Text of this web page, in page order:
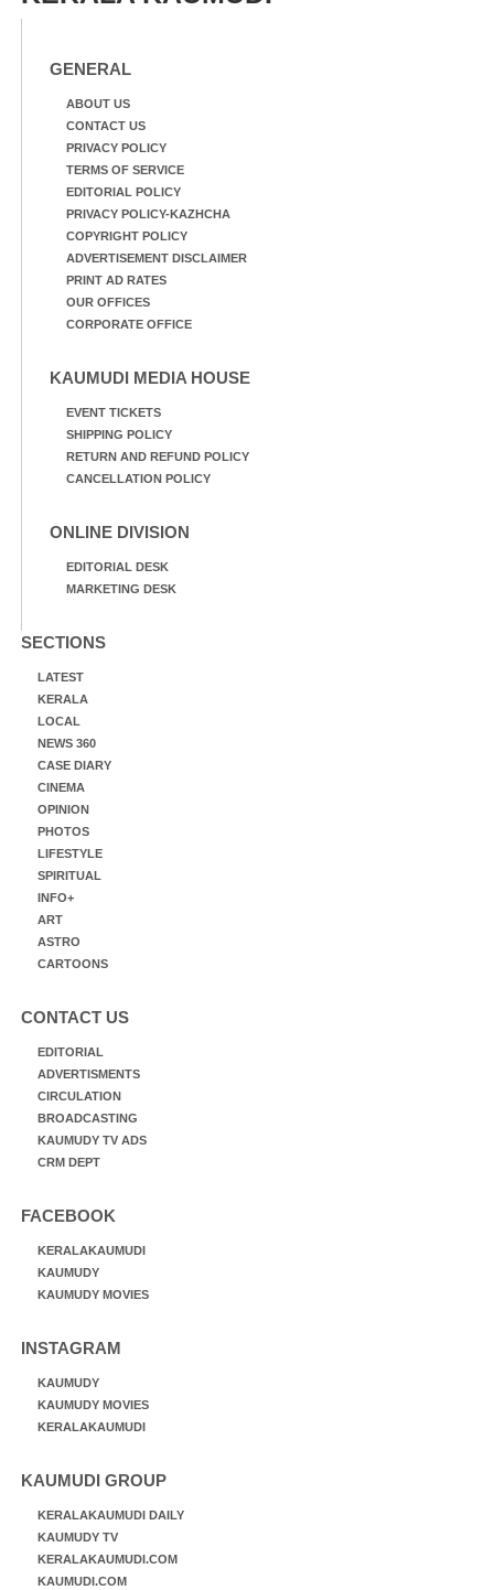
GENERAL
ABOUT US
CONTACT US
PRIVACY POLICY
TERMS OF SERVICE
EDITORIAL POLICY
PRIVACY POLICY-KAZHCHA
COPYRIGHT POLICY
ADVERTISEMENT DISCLAIMER
PRINT AD RATES
OUR OFFICES
CORPORATE OFFICE
KAUMUDI MEDIA HOUSE
EVENT TICKETS
SHIPPING POLICY
RETURN AND REFUND POLICY
CANCELLATION POLICY
ONLINE DIVISION
EDITORIAL DESK
MARKETING DESK
SECTIONS
LATEST
KERALA
LOCAL
NEWS 360
CASE DIARY
CINEMA
OPINION
PHOTOS
LIFESTYLE
SPIRITUAL
INFO+
ART
ASTRO
CARTOONS
CONTACT US
EDITORIAL
ADVERTISMENTS
CIRCULATION
BROADCASTING
KAUMUDY TV ADS
CRM DEPT
FACEBOOK
KERALAKAUMUDI
KAUMUDY
KAUMUDY MOVIES
INSTAGRAM
KAUMUDY
KAUMUDY MOVIES
KERALAKAUMUDI
KAUMUDI GROUP
KERALAKAUMUDI DAILY
KAUMUDY TV
KERALAKAUMUDI.COM
KAUMUDI.COM